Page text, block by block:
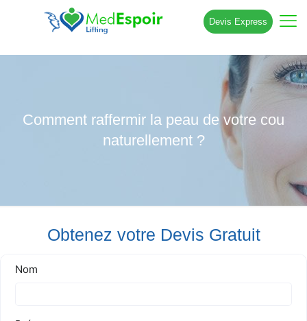
Devis Express
Comment raffermir la peau de votre cou
naturellement ?
Obtenez votre Devis Gratuit